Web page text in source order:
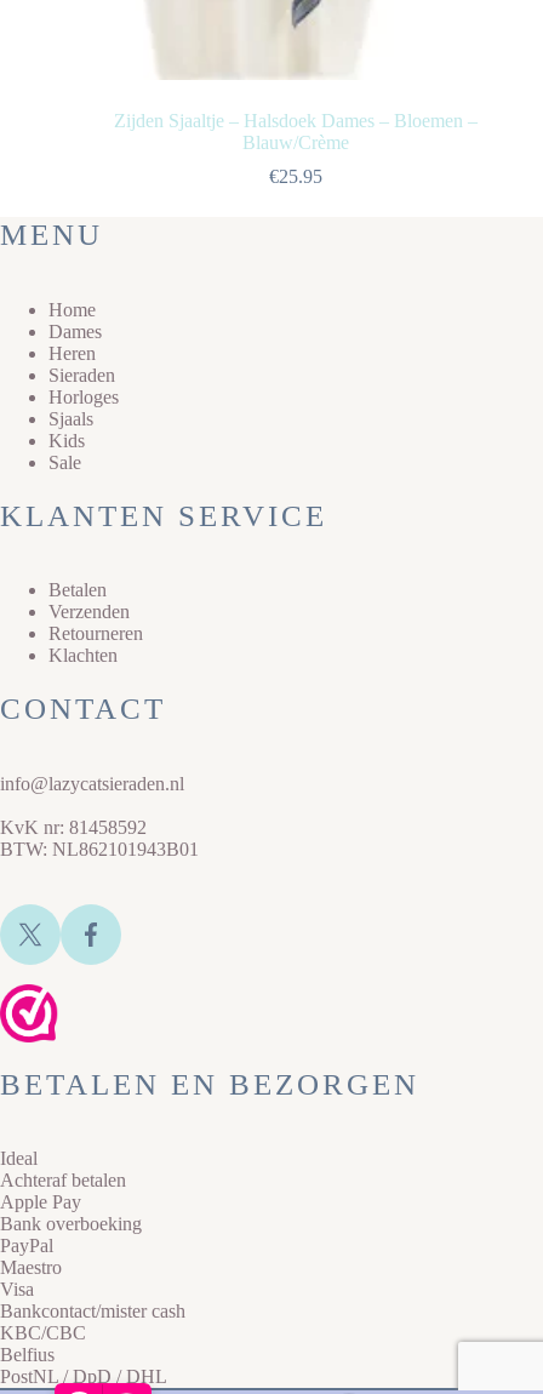
Zijden Sjaaltje – Halsdoek Dames – Bloemen –
Blauw/Crème
€25.95
MENU
Home
Dames
Heren
Sieraden
Horloges
Sjaals
Kids
Sale
KLANTEN SERVICE
Betalen
Verzenden
Retourneren
Klachten
CONTACT
info@lazycatsieraden.nl
KvK nr: 81458592
BTW: NL862101943B01
BETALEN EN BEZORGEN
Ideal
Achteraf betalen
Apple Pay
Bank overboeking
PayPal
Maestro
Visa
Bankcontact/mister cash
KBC/CBC
Belfius
PostNL / DpD / DHL